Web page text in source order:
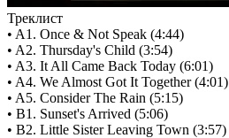
Треклист
• A1. Once & Not Speak (4:44)
• A2. Thursday's Child (3:54)
• A3. It All Came Back Today (6:01)
• A4. We Almost Got It Together (4:01)
• A5. Consider The Rain (5:15)
• B1. Sunset's Arrived (5:06)
• B2. Little Sister Leaving Town (3:57)